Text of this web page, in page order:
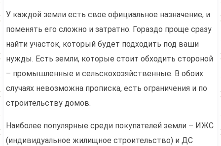
У каждой земли есть свое официальное назначение, и
поменять его сложно и затратно. Гораздо проще сразу
найти участок, который будет подходить под ваши
нужды. Есть земли, которые стоит обходить стороной
– промышленные и сельскохозяйственные. В обоих
случаях невозможна прописка, есть ограничения и по
строительству домов.
Наиболее популярные среди покупателей земли – ИЖС
(индивидуальное жилищное строительство) и ДС